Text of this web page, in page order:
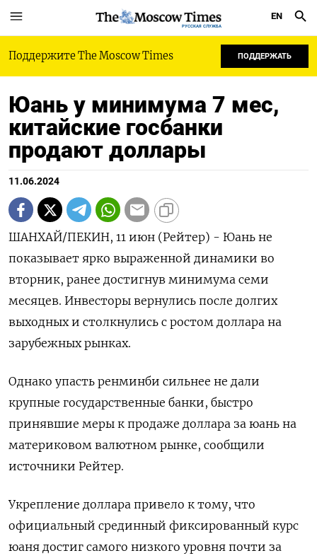
РУССКАЯ СЛУЖБА
EN
Поддержите The Moscow Times ПОДДЕРЖАТЬ
Юань у минимума 7 мес,
китайские госбанки
продают доллары
11.06.2024
ШАНХАЙ/ПЕКИН, 11 июн (Рейтер) - Юань не
показывает ярко выраженной динамики во
вторник, ранее достигнув минимума семи
месяцев. Инвесторы вернулись после долгих
выходных и столкнулись с ростом доллара на
зарубежных рынках.
Однако упасть ренминби сильнее не дали
крупные государственные банки, быстро
принявшие меры к продаже доллара за юань на
материковом валютном рынке, сообщили
источники Рейтер.
Укрепление доллара привело к тому, что
официальный срединный фиксированный курс
юаня достиг самого низкого уровня почти за